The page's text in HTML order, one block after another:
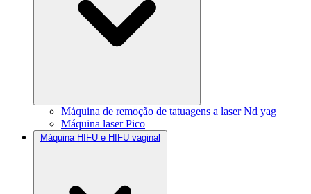
Máquina de remoção de tatuagens a laser Nd yag
Máquina laser Pico
Máquina HIFU e HIFU vaginal